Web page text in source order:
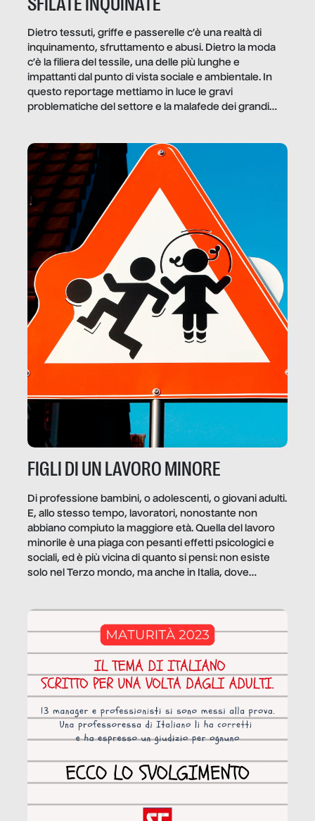
Dietro tessuti, griffe e passerelle c’è una realtà di
inquinamento, sfruttamento e abusi. Dietro la moda
c’è la filiera del tessile, una delle più lunghe e
impattanti dal punto di vista sociale e ambientale. In
questo reportage mettiamo in luce le gravi
problematiche del settore e la malafede dei grandi
FIGLI DI UN LAVORO MINORE
Di professione bambini, o adolescenti, o giovani adulti.
E, allo stesso tempo, lavoratori, nonostante non
abbiano compiuto la maggiore età. Quella del lavoro
minorile è una piaga con pesanti effetti psicologici e
sociali, ed è più vicina di quanto si pensi: non esiste
solo nel Terzo mondo, ma anche in Italia, dove